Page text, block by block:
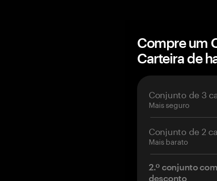
Compre um
Carteira de
Conjunto de 3
Mais seguro
Conjunto de 2
Mais barato
2.º conjunto
desconto